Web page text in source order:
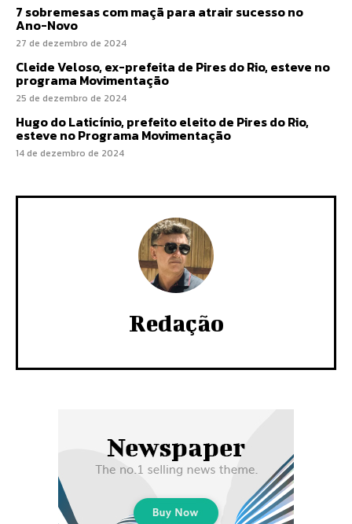
7 sobremesas com maçã para atrair sucesso no
Ano-Novo
27 de dezembro de 2024
Cleide Veloso, ex-prefeita de Pires do Rio, esteve no
programa Movimentação
25 de dezembro de 2024
Hugo do Laticínio, prefeito eleito de Pires do Rio,
esteve no Programa Movimentação
14 de dezembro de 2024
Redação